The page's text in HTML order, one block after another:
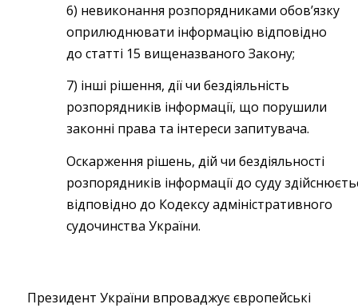
6) невиконання розпорядниками обов’язку
оприлюднювати інформацію відповідно
до статті 15 вищеназваного Закону;
7) інші рішення, дії чи бездіяльність
розпорядників інформації, що порушили
законні права та інтереси запитувача.
Оскарження рішень, дій чи бездіяльності
розпорядників інформації до суду
відповідно до Кодексу адміністративного
судочинства України.
Президент України впроваджує європейські